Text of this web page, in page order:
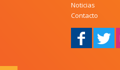
Noticias
Contacto